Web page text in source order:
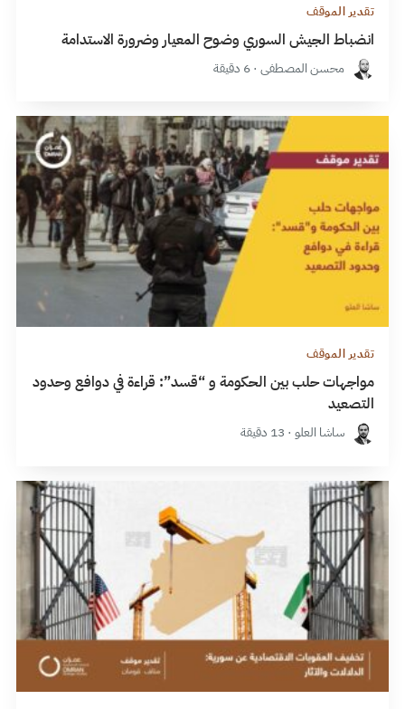
تقدير الموقف
انضباط الجيش السوري وضوح المعيار وضرورة الاستدامة
محسن المصطفى · 6 دقيقة
تقدير الموقف
مواجهات حلب بين الحكومة و “قسد”: قراءة في دوافع وحدود
التصعيد
ساشا العلو · 13 دقيقة